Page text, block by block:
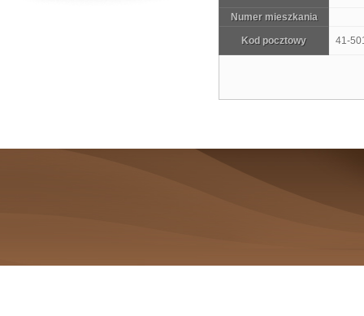
Numer mieszkania
Kod pocztowy 41-